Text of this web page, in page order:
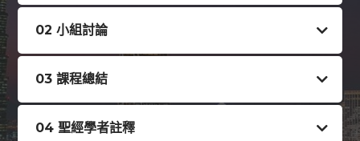
02 小組討論
03 課程總結
04 聖經學者註釋